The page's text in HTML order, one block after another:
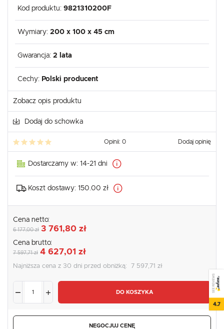
Kod produktu: 9821310200F
Wymiary: 200 x 100 x 45 cm
Gwarancja: 2 lata
Cechy: Polski producent
Zobacz opis produktu
Dodaj do schowka
Opinii: 0 Dodaj opinię
Dostarczamy w: 14-21 dni
Koszt dostawy: 150.00 zł
Cena netto:
6 177,00 zł 3 761,80 zł
Cena brutto:
7 597,71 zł 4 627,01 zł
Najniższa cena z 30 dni przed obniżką: 7 597,71 zł
DO KOSZYKA
NEGOCJUJ CENĘ
SEE REVIEWS
4.7